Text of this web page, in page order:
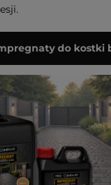
do kostki